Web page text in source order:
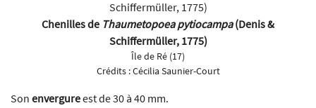
Chenilles de Thaumetopoea pytiocampa(Denis &
Schiffermüller, 1775)
Île de Ré (17)
Crédits :Cécilia Saunier-Court
Son envergureest de 30 à 40 mm.